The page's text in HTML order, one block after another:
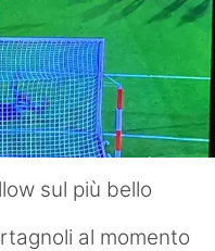
sul più bello
al momento